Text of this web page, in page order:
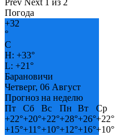
Погода
+32
°
C
H: +33°
L: +21°
Барановичи
Четверг, 06 Август
Прогноз на неделю
Пт
Сб Вс Пн Вт
Ср
+22°+20°+22°+28°+26°+22°
+15°+11°+10°+12°+16°+10°